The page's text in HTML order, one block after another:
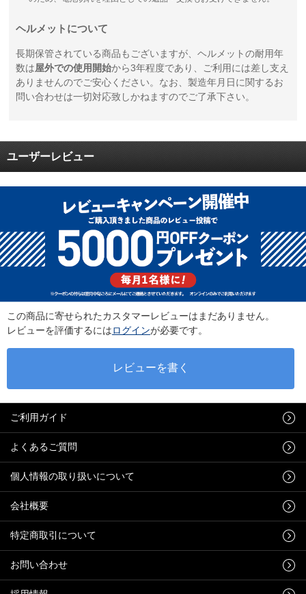
ヘルメットについて
長期保管されている商品もございますが、ヘルメットの耐用年
数は屋外での使用開始から3年程度であり、ご利用には差し支え
ありませんのでご安心ください。なお、製造年月日に関するお
問い合わせは一切対応致しかねますのでご了承下さい。
ユーザーレビュー
この商品に寄せられたカスタマーレビューはまだありません。
レビューを評価するにはログインが必要です。
ご利用ガイド
よくあるご質問
個人情報の取り扱いについて
会社概要
特定商取引について
お問い合わせ